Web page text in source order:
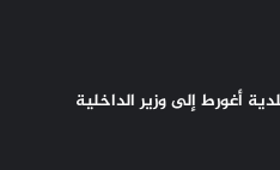
أغورط إلى وزير الداخلية